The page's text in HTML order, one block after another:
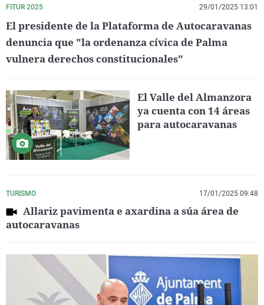
FITUR 2025 29/01/2025 13:01
El presidente de la Plataforma de Autocaravanas
denuncia que "la ordenanza cívica de Palma
vulnera derechos constitucionales"
El Valle del Almanzora
ya cuenta con 14 áreas
para autocaravanas
TURISMO 17/01/2025 09:48
Allariz pavimenta e axardina a súa área de
autocaravanas